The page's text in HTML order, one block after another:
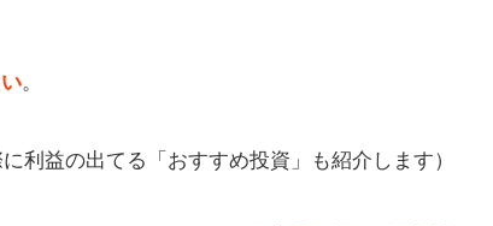
。
利益の出てる「おすすめ投資」も紹介します）